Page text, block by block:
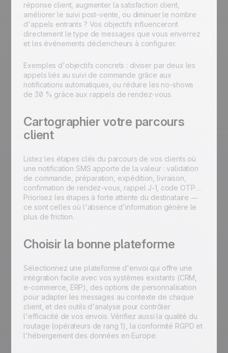
réponse client, augmenter la satisfaction client,
améliorer le suivi post-vente, ou diminuer le nombre
d'appels entrants ? Vos objectifs influenceront
directement le type de messages que vous enverrez
et les événements déclencheurs à configurer.
Exemples d'objectifs concrets : diviser par deux les
appels liés au suivi de commande grâce aux
notifications automatiques, ou réduire les no-shows
de 30 % grâce aux rappels de rendez-vous.
Cartographier votre parcours
client
Listez les étapes clés du parcours de vos clients où
une notification SMS apporte de la valeur : validation
de commande, préparation, expédition, livraison,
confirmation de rendez-vous, rappel J-1, code OTP…
Priorisez les étapes à forte attente du destinataire —
ce sont celles où l'absence d'information génère le
plus de friction.
Choisir la bonne plateforme
Sélectionnez une plateforme d'envoi qui offre une
intégration facile avec vos systèmes existants (CRM,
e-commerce, ERP), des options de personnalisation
pour adapter les messages au contexte de chaque
client, et des outils d'analyse pour contrôler
l'efficacité de vos envois. Vérifiez aussi la qualité du
routage (opérateurs de rang 1), la conformité RGPD et
l'hébergement des données en Europe.